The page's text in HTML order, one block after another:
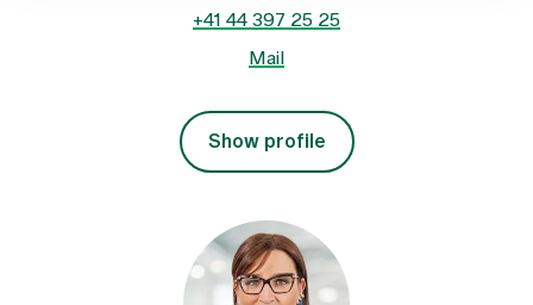
+41 44 397 25 25
Mail
Show profile